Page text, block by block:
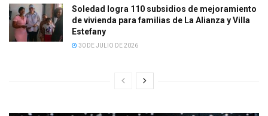
Soledad logra 110 subsidios de mejoramiento
de vivienda para familias de La Alianza y Villa
Estefany
30 DE JULIO DE 2026